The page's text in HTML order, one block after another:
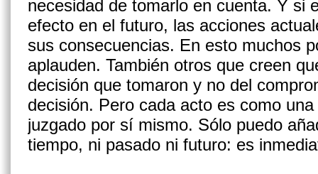
necesidad de tomarlo en cuenta. Y si
efecto en el futuro, las acciones
sus consecuencias. En esto muchos
aplauden. También otros que creen
decisión que tomaron y no del
decisión. Pero cada acto es como
juzgado por sí mismo. Sólo puedo
tiempo, ni pasado ni futuro: es